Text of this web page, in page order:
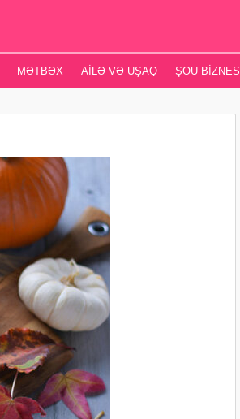
MƏTBƏX AILƏ VƏ UŞAQ ŞOU BIZNES